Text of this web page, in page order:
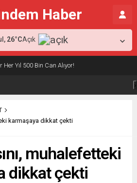
Her Yıl 500 Bin Can Alıyor!
›
26°CAçık
karmaşaya dikkat çekti
muhalefetteki
dikkat çekti